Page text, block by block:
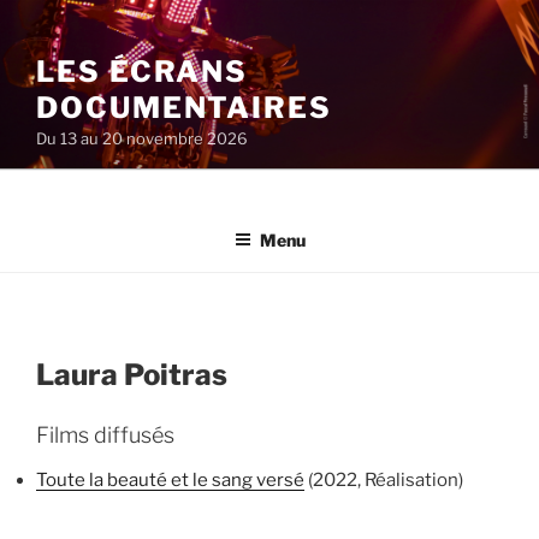
au
contenu
principal
LES ÉCRANS
DOCUMENTAIRES
Du 13 au 20 novembre 2026
Menu
Laura Poitras
Films diffusés
Toute la beauté et le sang versé (2022, Réalisation)